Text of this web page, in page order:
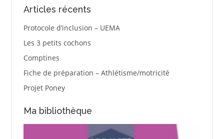
Articles récents
Protocole d’inclusion – UEMA
Les 3 petits cochons
Comptines
Fiche de préparation – Athlétisme/motricité
Projet Poney
Ma bibliothèque